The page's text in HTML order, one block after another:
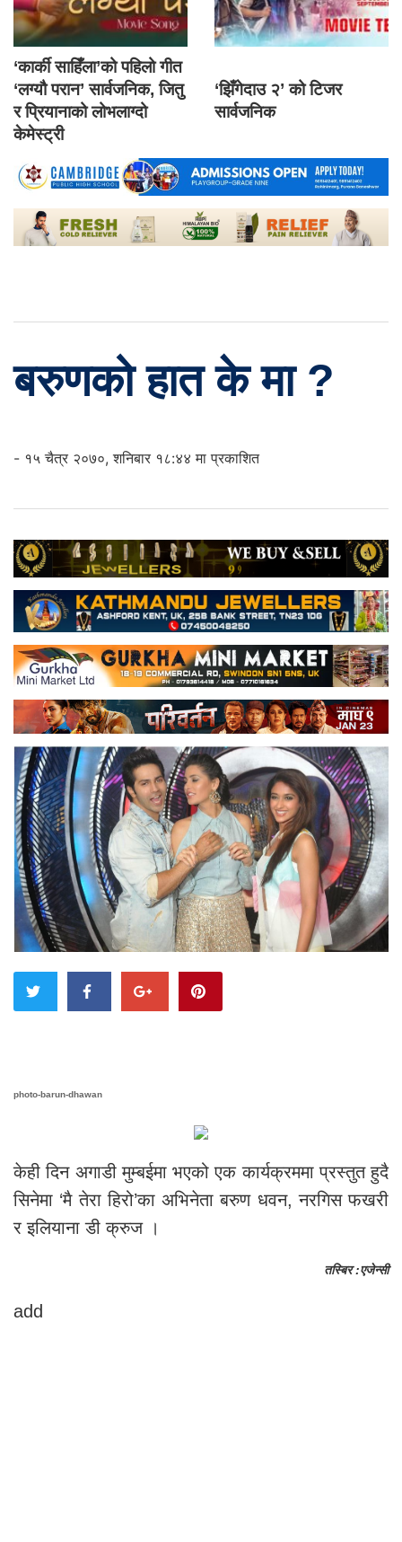
‘कार्की साहिँला’को पहिलो गीत
‘लग्यौ परान’ सार्वजनिक, जितु
र प्रियानाको लोभलाग्दो
केमेस्ट्री
‘झिँगेदाउ २’ को टिजर
सार्वजनिक
बरुणको हात के मा ?
- १५ चैत्र २०७०, शनिबार १८:४४ मा प्रकाशित
photo-barun-dhawan
केही दिन अगाडी मुम्बईमा भएको एक कार्यक्रममा प्रस्तुत हुदै
सिनेमा ‘मै तेरा हिरो’का अभिनेता बरुण धवन, नरगिस फखरी
र इलियाना डी क्रुज ।
तस्बिर :एजेन्सी
add